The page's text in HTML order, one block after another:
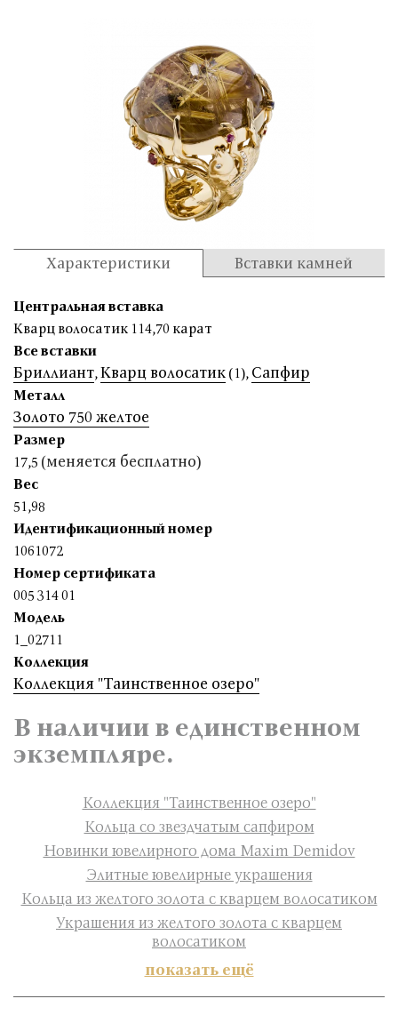
Характеристики Вставки камней
Центральная вставка
Кварц волосатик 114,70 карат
Все вставки
Бриллиант,Кварц волосатик (1), Сапфир
Металл
Золото 750 желтое
Размер
17,5 (меняется бесплатно)
Вес
51,98
Идентификационный номер
1061072
Номер сертификата
005 314 01
Модель
1_02711
Коллекция
Коллекция "Таинственное озеро"
В наличии в единственном
экземпляре.
Коллекция "Таинственное озеро"
Кольца со звездчатым сапфиром
Новинки ювелирного дома Maxim Demidov
Элитные ювелирные украшения
Кольца из желтого золота с кварцем волосатиком
Украшения из желтого золота с кварцем
волосатиком
показать ещё